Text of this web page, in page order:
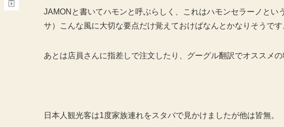
JAMONと書いてハモンと呼ぶらしく、これはハモンセラーノとい
サ）こんな風に大切な要点だけ覚えておけばなんとかなりそうです
あとは店員さんに指差しで注文したり、グーグル翻訳でオススメ
日本人観光客は1度家族連れをスタバで見かけましたが他は皆無。